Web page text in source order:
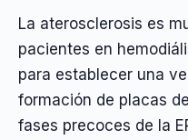
La aterosclerosis es
pacientes en
para establecer una
formación de placas
fases precoces de la